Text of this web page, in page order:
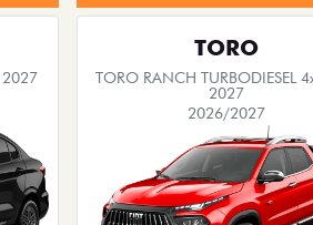
De: R$ 104.980,00
R$ 99.990,00
Quero agora!
FASTBACK